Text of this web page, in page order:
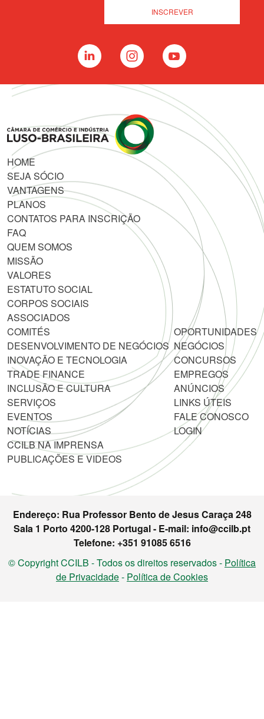
HOME
SEJA SÓCIO
VANTAGENS
PLANOS
CONTATOS PARA INSCRIÇÃO
FAQ
QUEM SOMOS
MISSÃO
VALORES
ESTATUTO SOCIAL
CORPOS SOCIAIS
ASSOCIADOS
COMITÉS
DESENVOLVIMENTO DE NEGÓCIOS
INOVAÇÃO E TECNOLOGIA
TRADE FINANCE
INCLUSÃO E CULTURA
SERVIÇOS
EVENTOS
NOTÍCIAS
CCILB NA IMPRENSA
PUBLICAÇÕES E VIDEOS
OPORTUNIDADES
NEGÓCIOS
CONCURSOS
EMPREGOS
ANÚNCIOS
LINKS ÚTEIS
FALE CONOSCO
LOGIN
Endereço: Rua Professor Bento de Jesus Caraça 248
Sala 1 Porto 4200-128 Portugal - E-mail: info@ccilb.pt
Telefone: +351 91085 6516
© Copyright CCILB - Todos os direitos reservados - Política
de Privacidade- Política de Cookies